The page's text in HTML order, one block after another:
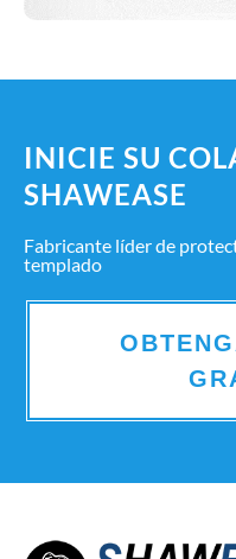
INICIE SU
SHAWEASE
Fabricante líder de
templado